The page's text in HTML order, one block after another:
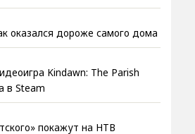
оказался дороже самого дома
Kindawn: The Parish
в Steam
покажут на НТВ